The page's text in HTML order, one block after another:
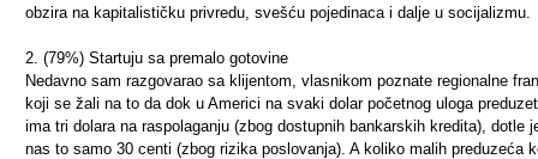
obzira na kapitalističku privredu, svešću pojedinaca i dalje u socijalizmu.
2. (79%) Startuju sa premalo gotovine
Nedavno sam razgovarao sa klijentom, vlasnikom poznate regionalne
koji se žali na to da dok u Americi na svaki dolar početnog uloga
ima tri dolara na raspolaganju (zbog dostupnih bankarskih kredita), dotle
nas to samo 30 centi (zbog rizika poslovanja). A koliko malih preduzeća